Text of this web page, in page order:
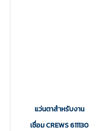
แว่นตาสำหรับงาน
เชื่อม CREWS 611130